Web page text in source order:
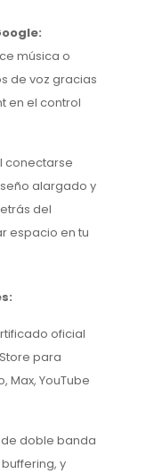
música o
de voz gracias
en el control
conectarse
alargado y
del
espacio en tu
oficial
para
Max, YouTube
de doble banda
y